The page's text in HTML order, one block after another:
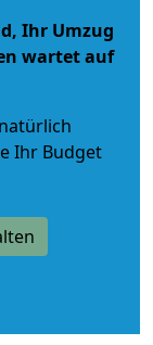
Ihr Umzug
wartet auf
Ihr Budget